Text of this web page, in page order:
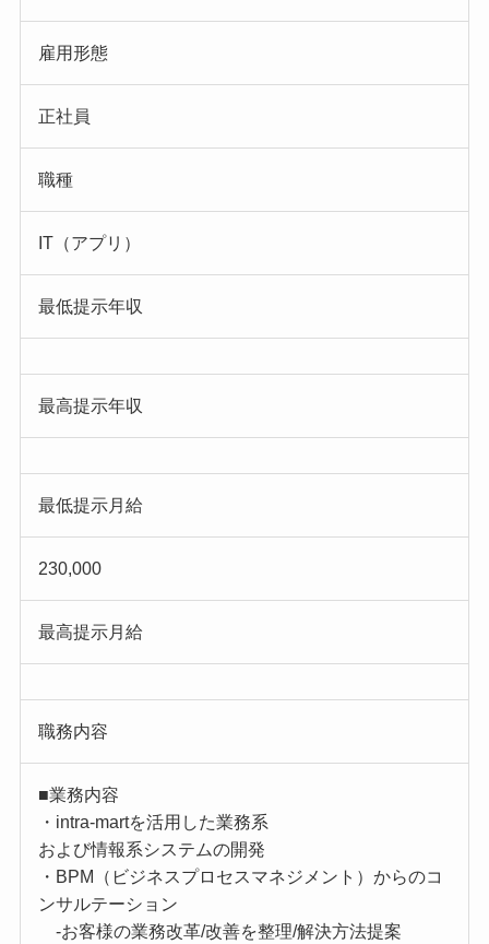
雇用形態
正社員
職種
IT（アプリ）
最低提示年収
最高提示年収
最低提示月給
230,000
最高提示月給
職務内容
■業務内容
・intra-martを活用した業務系
および情報系システムの開発
・BPM（ビジネスプロセスマネジメント）からのコ
ンサルテーション
-お客様の業務改革/改善を整理/解決方法提案